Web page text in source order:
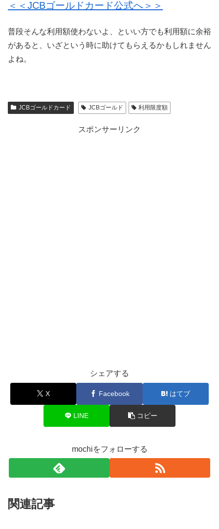
＜＜JCBゴールドカード公式へ＞＞
普段そんな利用額使わないよ、といい方でも利用額に余裕
があると、いざという時に助けてもらえるかもしれません
よね。
JCBゴールドカード JCBゴールド 利用限度額
スポンサーリンク
シェアする
X Facebook はてブ
LINE コピー
mochiをフォローする
関連記事